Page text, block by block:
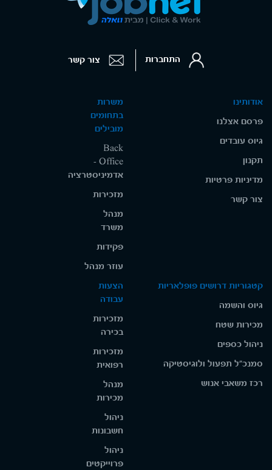
אודותינו
פרסם אצלנו
גיוס עובדים
תקנון
מדיניות פרטיות
צור קשר
משרות
בתחומים
מובילים
Back
Office -
אדמיניסטרציה
מזכירות
מנהל
משרד
פקידות
עוזר מנהל
קטגוריות דרושים פופלאריות
גיוס והשמה
מכירות שטח
ניהול כספים
סמנכ"ל תפעול ולוגיסטיקה
רכז משאבי אנוש
הצעות
עבודה
מזכירות
בכירה
מזכירות
רפואית
מנהל
מכירות
ניהול
חשבונות
ניהול
פרוייקטים